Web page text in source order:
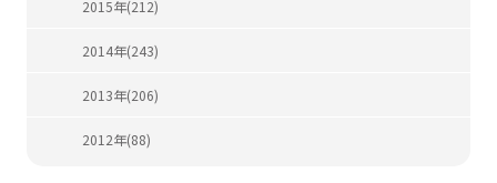
2015年(212)
2014年(243)
2013年(206)
2012年(88)